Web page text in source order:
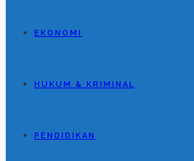
EKONOMI
HUKUM & KRIMINAL
PENDIDIKAN